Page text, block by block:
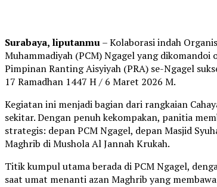
Surabaya, liputanmu– Kolaborasi indah
Muhammadiyah (PCM) Ngagel yang dikomandoi
Pimpinan Ranting Aisyiyah (PRA) se-Ngagel
17 Ramadhan 1447 H / 6 Maret 2026 M.
Kegiatan ini menjadi bagian dari rangkaian
sekitar. Dengan penuh kekompakan, panitia
strategis: depan PCM Ngagel, depan Masjid
Maghrib di Mushola Al Jannah Krukah.
Titik kumpul utama berada di PCM Ngagel,
saat umat menanti azan Maghrib yang